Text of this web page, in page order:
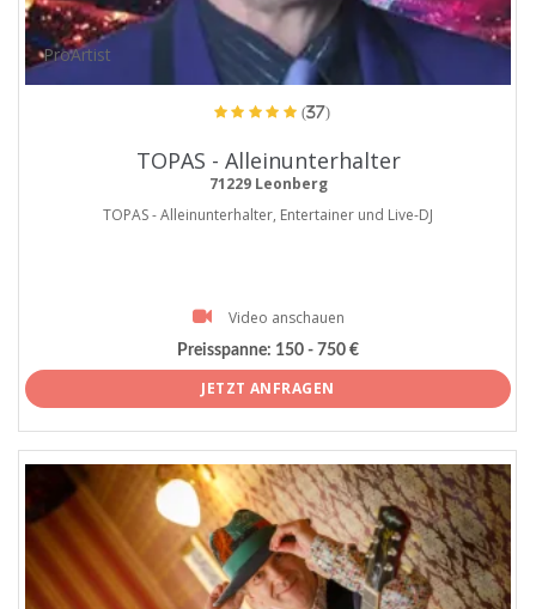
ProArtist
(37)
TOPAS - Alleinunterhalter
71229 Leonberg
TOPAS - Alleinunterhalter, Entertainer und Live-DJ
Video anschauen
Preisspanne: 150 - 750 €
JETZT ANFRAGEN